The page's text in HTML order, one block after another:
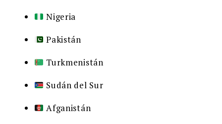
Nigeria
Pakistán
Turkmenistán
Sudán del Sur
Afganistán